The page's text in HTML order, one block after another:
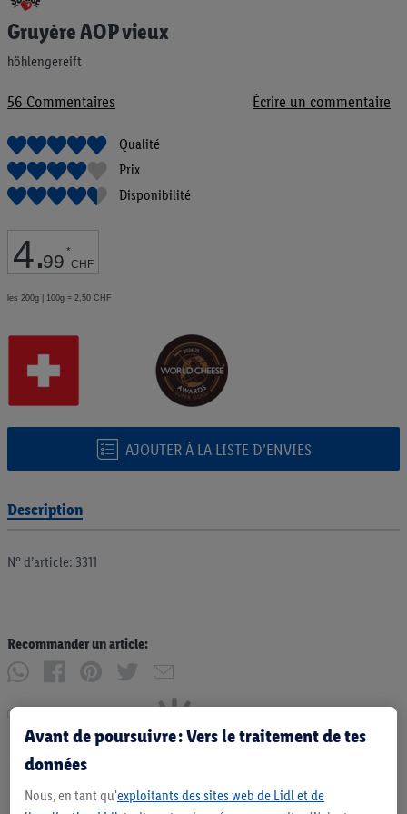
Gruyère AOP vieux
höhlengereift
56 Commentaires Écrire un commentaire
Qualité
Prix
Disponibilité
4.99 *
CHF
les 200g | 100g = 2,50 CHF
AJOUTER À LA LISTE D’ENVIES
au
début
la
d’images
Description
N° d’article: 3311
Recommander un article:
Avant de poursuivre : Vers le traitement de tes
données
Nous, en tant qu'exploitants des sites web de Lidl et de